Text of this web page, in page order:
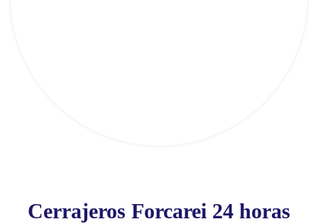
Cerrajeros Forcarei 24 horas